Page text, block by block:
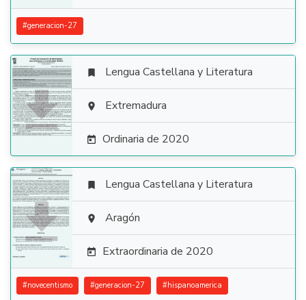
#generacion-27

 Lengua Castellana y Literatura
 Extremadura
 Ordinaria de 2020

 Lengua Castellana y Literatura
 Aragón
 Extraordinaria de 2020
#novecentismo #generacion-27 #hispanoamerica